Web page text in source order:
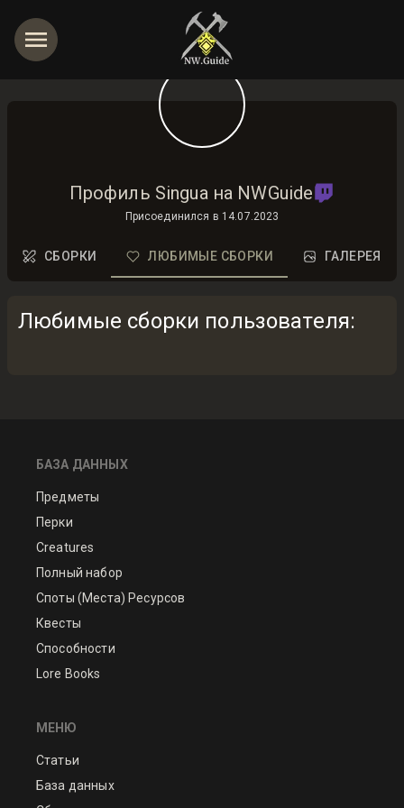
Профиль Singua на NWGuide
Присоединился в 14.07.2023
СБОРКИ ЛЮБИМЫЕ СБОРКИ ГАЛЕРЕЯ
Любимые сборки пользователя:
БАЗА ДАННЫХ
Предметы
Перки
Creatures
Полный набор
Споты (Места) Ресурсов
Квесты
Способности
Lore Books
МЕНЮ
Статьи
База данных